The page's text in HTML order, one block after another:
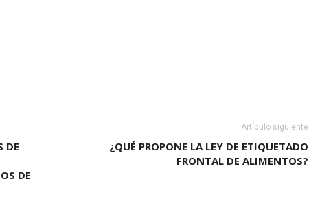
DE
DE
Artículo siguiente
¿QUÉ PROPONE LA LEY DE ETIQUETADO
FRONTAL DE ALIMENTOS?